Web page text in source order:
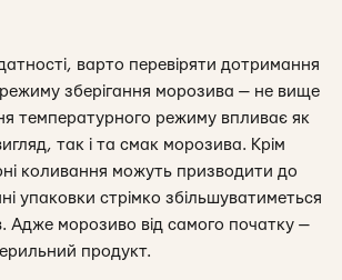
варто перевіряти дотримання
зберігання морозива — не вище
температурного режиму впливає як
так і та смак морозива. Крім
коливання можуть призводити до
упаковки стрімко збільшуватиметься
Адже морозиво від самого початку —
продукт.